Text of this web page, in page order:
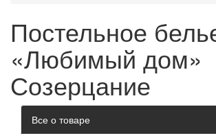
Постельное
«Любимый дом»
Созерцание
Все о товаре